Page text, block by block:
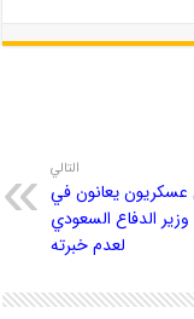
التالي
يعانون في
وزير الدفاع السعودي
لعدم خبرته